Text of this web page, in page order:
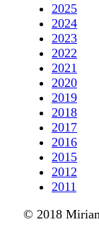
2025
2024
2023
2022
2021
2020
2019
2018
2017
2016
2015
2012
2011
© 2018